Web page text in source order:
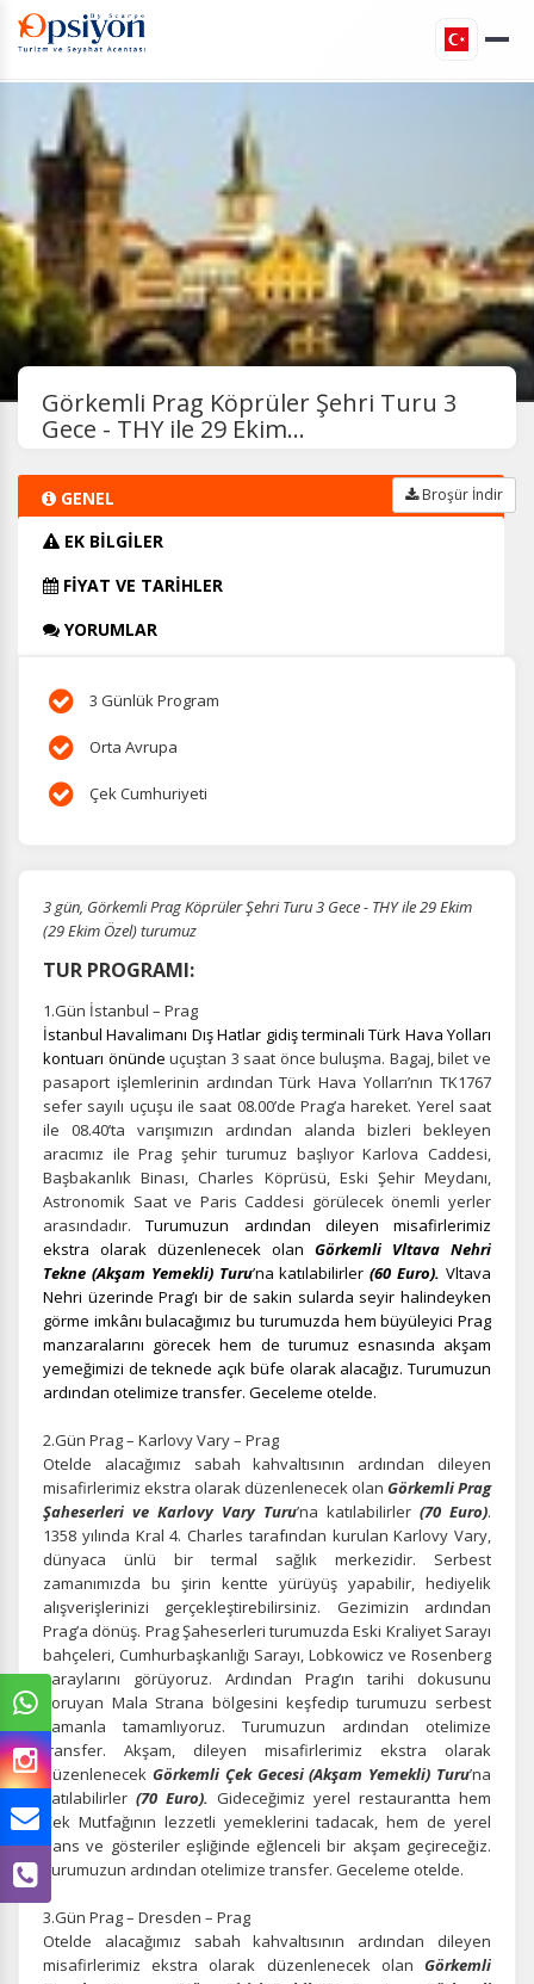
ÇEREZ KULLANIM AYARLARINIZ
Görkemli Prag Köprüler Şehri Turu 3
Gece - THY ile 29 Ekim...
GENEL
EK BİLGİLER
FİYAT VE TARİHLER
YORUMLAR
Broşür İndir
3 Günlük Program
Orta Avrupa
Çek Cumhuriyeti
3 gün, Görkemli Prag Köprüler Şehri Turu 3 Gece - THY ile 29 Ekim
(29 Ekim Özel) turumuz
TUR PROGRAMI:
1.Gün İstanbul – Prag
İstanbul Havalimanı Dış Hatlar gidiş terminali Türk Hava Yolları
kontuarı önündeuçuştan 3 saat önce buluşma. Bagaj, bilet ve
pasaport işlemlerinin ardından Türk Hava Yolları’nın TK1767
sefer sayılı uçuşu ile saat 08.00’de Prag’a hareket. Yerel saat
ile 08.40’ta varışımızın ardından alanda bizleri bekleyen
aracımız ile Prag şehir turumuz başlıyorKarlova Caddesi,
Başbakanlık Binası, Charles Köprüsü, Eski Şehir Meydanı,
Astronomik Saat ve Paris Caddesi görülecek önemli yerler
arasındadır.Turumuzun ardından dileyen misafirlerimiz
ekstra olarak düzenlenecek olan Görkemli Vltava Nehri
Tekne (Akşam Yemekli) Turu’na katılabilirler(60 Euro).Vltava
Nehri üzerinde Prag’ı bir de sakin sularda seyir halindeyken
görme imkânı bulacağımız bu turumuzda hem büyüleyici Prag
manzaralarını görecek hem de turumuz esnasında akşam
yemeğimizi de teknede açık büfe olarak alacağız. Turumuzun
ardından otelimize transfer. Geceleme otelde.
2.Gün Prag – Karlovy Vary – Prag
Otelde alacağımız sabah kahvaltısının ardından dileyen
misafirlerimiz ekstra olarak düzenlenecek olan Görkemli Prag
Şaheserleri ve Karlovy Vary Turu’na katılabilirler (70 Euro).
1358 yılında Kral 4. Charles tarafından kurulan Karlovy Vary,
dünyaca ünlü bir termal sağlık merkezidir. Serbest
zamanımızda bu şirin kentte yürüyüş yapabilir, hediyelik
alışverişlerinizi gerçekleştirebilirsiniz. Gezimizin ardından
Prag’a dönüş. Prag Şaheserleri turumuzda Eski Kraliyet Sarayı
bahçeleri, Cumhurbaşkanlığı Sarayı, Lobkowicz ve Rosenberg
saraylarını görüyoruz. Ardından Prag’ın tarihi dokusunu
koruyan Mala Strana bölgesini keşfedip turumuzu serbest
zamanla tamamlıyoruz. Turumuzun ardından otelimize
transfer. Akşam, dileyen misafirlerimiz ekstra olarak
düzenlenecek Görkemli Çek Gecesi (Akşam Yemekli) Turu’na
katılabilirler (70 Euro). Gideceğimiz yerel restaurantta hem
Çek Mutfağının lezzetli yemeklerini tadacak, hem de yerel
dans ve gösteriler eşliğinde eğlenceli bir akşam geçireceğiz.
Turumuzun ardından otelimize transfer. Geceleme otelde.
3.Gün Prag – Dresden – Prag
Otelde alacağımız sabah kahvaltısının ardından dileyen
misafirlerimizekstra olarak düzenlenecek olanGörkemli